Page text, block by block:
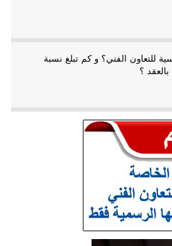
للتعاون الفني؟ و كم تبلغ نسبة
؟